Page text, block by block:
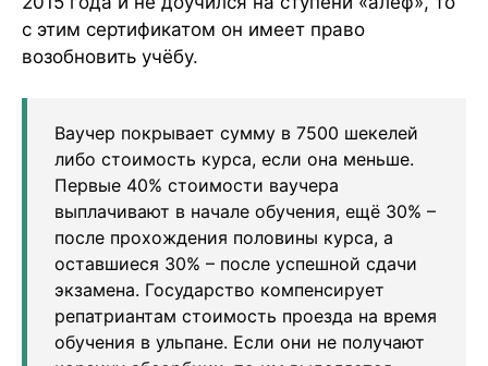
с этим сертификатом он имеет право
возобновить учёбу.
Ваучер покрывает сумму в 7500 шекелей
либо стоимость курса, если она меньше.
Первые 40% стоимости ваучера
выплачивают в начале обучения, ещё 30% –
после прохождения половины курса, а
оставшиеся 30% – после успешной сдачи
экзамена. Государство компенсирует
репатриантам стоимость проезда на время
обучения в ульпане. Если они не получают